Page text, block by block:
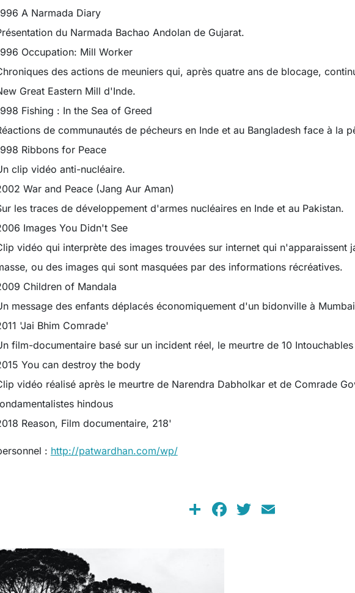
A Narmada Diary
du Narmada Bachao Andolan de Gujarat.
Occupation: Mill Worker
des actions de meuniers qui, après quatre ans de blocage,
Great Eastern Mill d'Inde.
Fishing : In the Sea of Greed
de communautés de pécheurs en Inde et au Bangladesh face à la
Ribbons for Peace
clip vidéo anti-nucléaire.
War and Peace (Jang Aur Aman)
les traces de développement d'armes nucléaires en Inde et au Pakistan.
Images You Didn't See
vidéo qui interprète des images trouvées sur internet qui n'apparaissent
ou des images qui sont masquées par des informations récréatives.
Children of Mandala
message des enfants déplacés économiquement d'un bidonville à
'Jai Bhim Comrade'
film-documentaire basé sur un incident réel, le meurtre de 10
You can destroy the body
vidéo réalisé après le meurtre de Narendra Dabholkar et de Comrade
hindous
Reason, Film documentaire, 218'
: http://patwardhan.com/wp/
ShareFacebook
Twitter